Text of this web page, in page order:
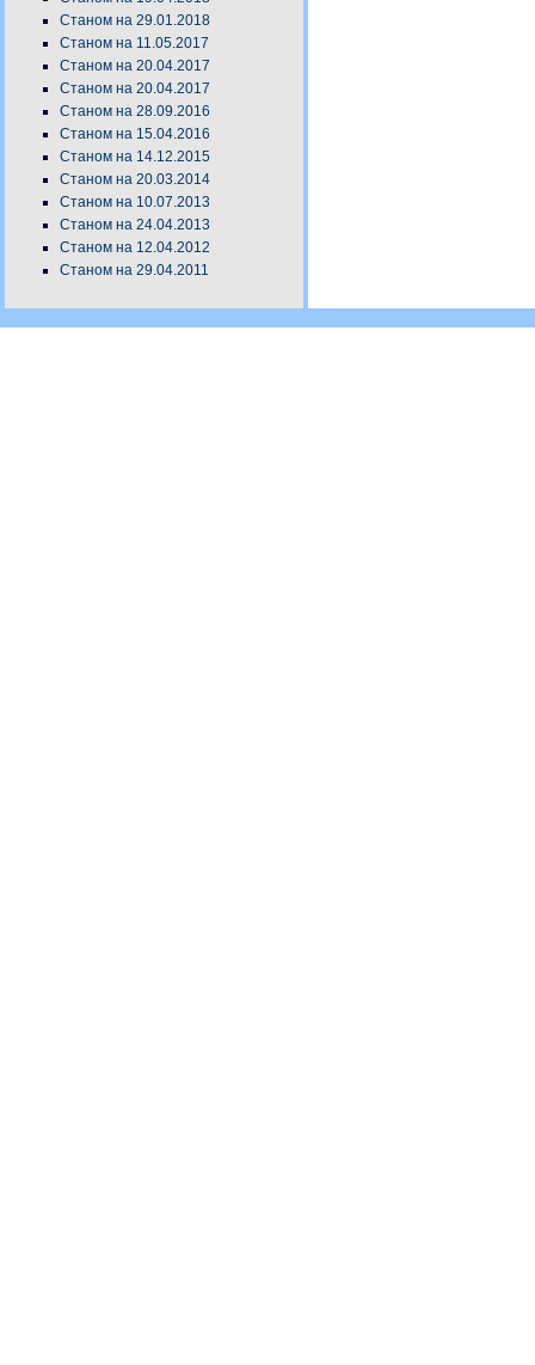
Станом на 29.01.2018
Станом на 11.05.2017
Станом на 20.04.2017
Станом на 20.04.2017
Станом на 28.09.2016
Станом на 15.04.2016
Станом на 14.12.2015
Станом на 20.03.2014
Станом на 10.07.2013
Станом на 24.04.2013
Станом на 12.04.2012
Станом на 29.04.2011